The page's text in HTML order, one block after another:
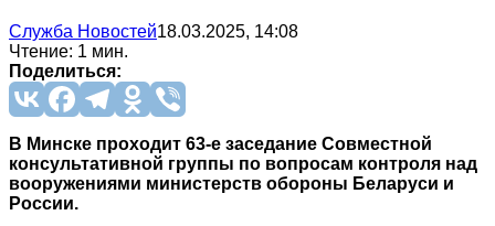
Служба Новостей18.03.2025, 14:08
Чтение: 1 мин.
Поделиться:
В Минске проходит 63-е заседание Совместной
консультативной группы по вопросам контроля над
вооружениями министерств обороны Беларуси и
России.